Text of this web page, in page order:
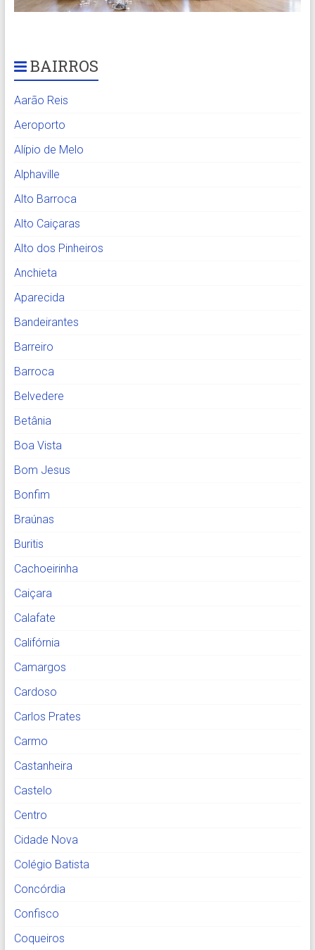
BAIRROS
Aarão Reis
Aeroporto
Alípio de Melo
Alphaville
Alto Barroca
Alto Caiçaras
Alto dos Pinheiros
Anchieta
Aparecida
Bandeirantes
Barreiro
Barroca
Belvedere
Betânia
Boa Vista
Bom Jesus
Bonfim
Braúnas
Buritis
Cachoeirinha
Caiçara
Calafate
Califórnia
Camargos
Cardoso
Carlos Prates
Carmo
Castanheira
Castelo
Centro
Cidade Nova
Colégio Batista
Concórdia
Confisco
Coqueiros